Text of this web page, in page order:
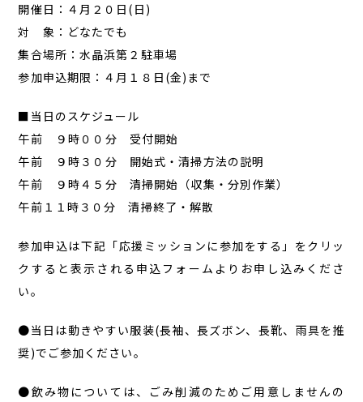
開催日：４月２０日(日)
対 象：どなたでも
集合場所：水晶浜第２駐車場
参加申込期限：４月１８日(金)まで
■ 当日のスケジュール
午前 ９時００分 受付開始
午前 ９時３０分 開始式・清掃方法の説明
午前 ９時４５分 清掃開始（収集・分別作業）
午前１１時３０分 清掃終了・解散
参加申込は下記「応援ミッションに参加をする」をクリッ
クすると表示される申込フォームよりお申し込みくださ
い。
●当日は動きやすい服装(長袖、長ズボン、長靴、雨具を推
奨)でご参加ください。
●飲み物については、ごみ削減のためご用意しませんの